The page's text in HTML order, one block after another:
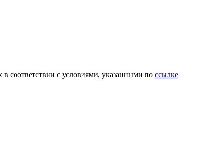
соответствии с условиями, указанными по ссылке